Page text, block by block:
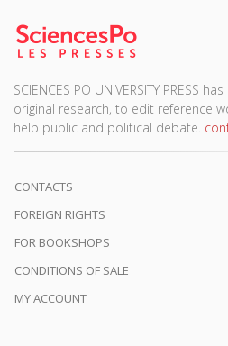
SCIENCES PO UNIVERSITY PRESS
original research, to edit reference
help public and political debate.
CONTACTS
FOREIGN RIGHTS
FOR BOOKSHOPS
CONDITIONS OF SALE
MY ACCOUNT